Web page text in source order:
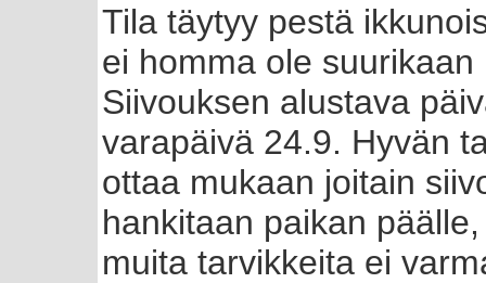
Tila täytyy pestä
ei homma ole
Siivouksen alustava
varapäivä 24.9. Hyvän
ottaa mukaan joitain
hankitaan paikan
muita tarvikkeita ei